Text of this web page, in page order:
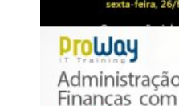
Arquivo
Black Day
os